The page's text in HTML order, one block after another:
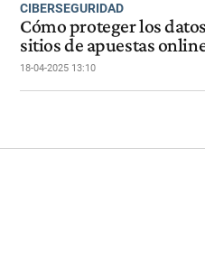
CIBERSEGURIDAD
Cómo proteger los
sitios de apuestas
18-04-2025 13:10